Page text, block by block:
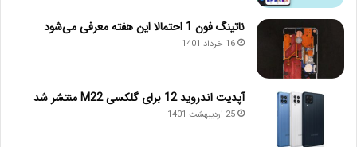
ناتینگ فون 1 احتمالا این هفته معرفی می‌شود
16 خرداد 1401
آپدیت اندروید 12 برای گلکسی M22 منتشر شد
25 اردیبهشت 1401